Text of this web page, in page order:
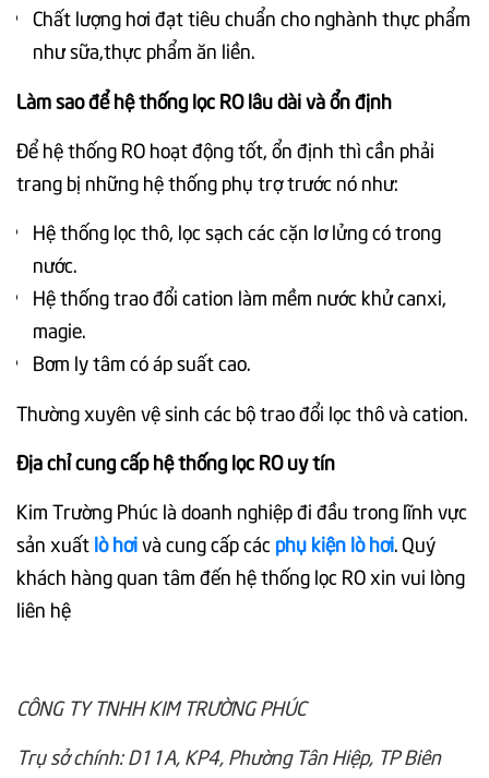
Chất lượng hơi đạt tiêu chuẩn cho nghành thực phẩm
như sữa,thực phẩm ăn liền.
Làm sao để hệ thống lọc RO lâu dài và ổn định
Để hệ thống RO hoạt động tốt, ổn định thì cần phải
trang bị những hệ thống phụ trợ trước nó như:
Hệ thống lọc thô, lọc sạch các cặn lơ lửng có trong
nước.
Hệ thống trao đổi cation làm mềm nước khử canxi,
magie.
Bơm ly tâm có áp suất cao.
Thường xuyên vệ sinh các bộ trao đổi lọc thô và cation.
Địa chỉ cung cấp hệ thống lọc RO uy tín
Kim Trường Phúc là doanh nghiệp đi đầu trong lĩnh vực
sản xuất lò hơivà cung cấp các phụ kiện lò hơi. Quý
khách hàng quan tâm đến hệ thống lọc RO xin vui lòng
liên hệ
CÔNG TY TNHH KIM TRƯỜNG PHÚC
Trụ sở chính: D11A, KP4, Phường Tân Hiệp, TP Biên